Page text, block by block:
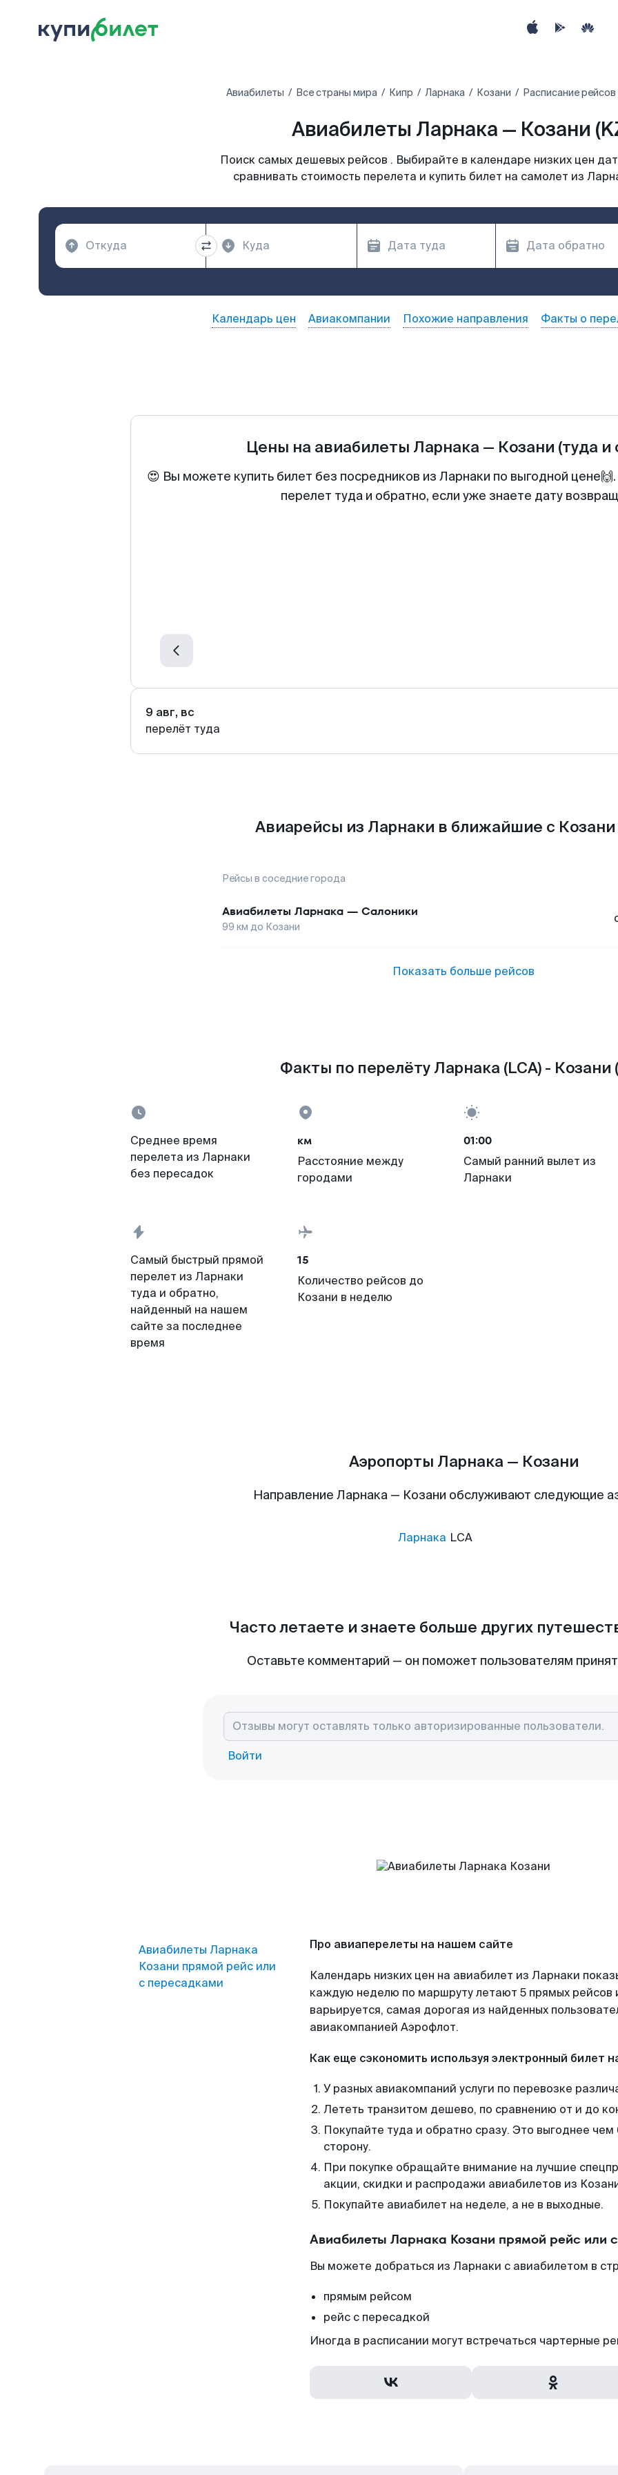
Авиабилеты Все страны мира Кипр Ларнака Козани Расписание
Авиабилеты Ларнака — Козани
Поиск самых дешевых рейсов . Выбирайте в календаре низких цен
сравнивать стоимость перелета и купить билет на самолет из
Календарь цен Авиакомпании Похожие направления Факты о
Цены на авиабилеты Ларнака — Козани (туда и
😍 Вы можете купить билет без посредников из Ларнаки по выгодной
перелет туда и обратно, если уже знаете дату
9 авг, вс
перелёт туда
Авиарейсы из Ларнаки в ближайшие с Козани
Рейсы в соседние города
Авиабилеты Ларнака — Салоники
99 км до Козани
Показать больше рейсов
Факты по перелёту Ларнака (LCA) - Козани
Среднее время
перелета из Ларнаки
без пересадок
км
Расстояние между
городами
01:00
Самый ранний вылет из
Ларнаки
Самый быстрый прямой
перелет из Ларнаки
туда и обратно,
найденный на нашем
сайте за последнее
время
15
Количество рейсов до
Козани в неделю
Аэропорты Ларнака — Козани
Направление Ларнака — Козани обслуживают следующие
Ларнака LCA
Часто летаете и знаете больше других
Оставьте комментарий — он поможет пользователям
Войти
Авиабилеты Ларнака
Козани прямой рейс или
с пересадками
Про авиаперелеты на нашем сайте
Календарь низких цен на авиабилет из Ларнаки
каждую неделю по маршруту летают 5 прямых рейсов
варьируется, самая дорогая из найденных
авиакомпанией Аэрофлот.
Как еще сэкономить используя электронный билет
У разных авиакомпаний услуги по перевозке
Лететь транзитом дешево, по сравнению от и до
Покупайте туда и обратно сразу. Это выгоднее
сторону.
При покупке обращайте внимание на лучшие
акции, скидки и распродажи авиабилетов из
Покупайте авиабилет на неделе, а не в выходные.
Авиабилеты Ларнака Козани прямой рейс или
Вы можете добраться из Ларнаки с авиабилетом в
прямым рейсом
рейс с пересадкой
Иногда в расписании могут встречаться чартерные